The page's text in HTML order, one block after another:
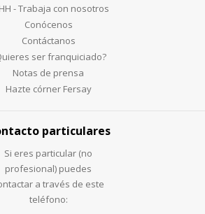
- Trabaja con nosotros
Conócenos
Contáctanos
ser franquiciado?
Notas de prensa
Hazte córner Fersay
particulares
Si eres particular (no
profesional) puedes
a través de este
teléfono: